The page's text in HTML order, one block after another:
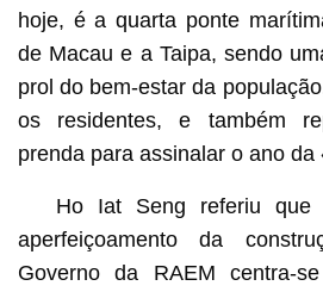
hoje, é a quarta ponte
de Macau e a Taipa, sendo
prol do bem-estar da
os residentes, e também
prenda para assinalar o ano da
Ho Iat Seng referiu
aperfeiçoamento da
Governo da RAEM centra-